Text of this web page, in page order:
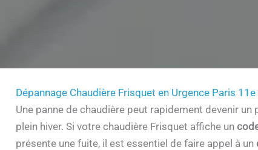
Dépannage Chaudière Frisquet en Urgence Paris
Une panne de chaudière peut rapidement devenir
plein hiver. Si votre chaudière Frisquet affiche un
présente une fuite, il est essentiel de faire appel à un